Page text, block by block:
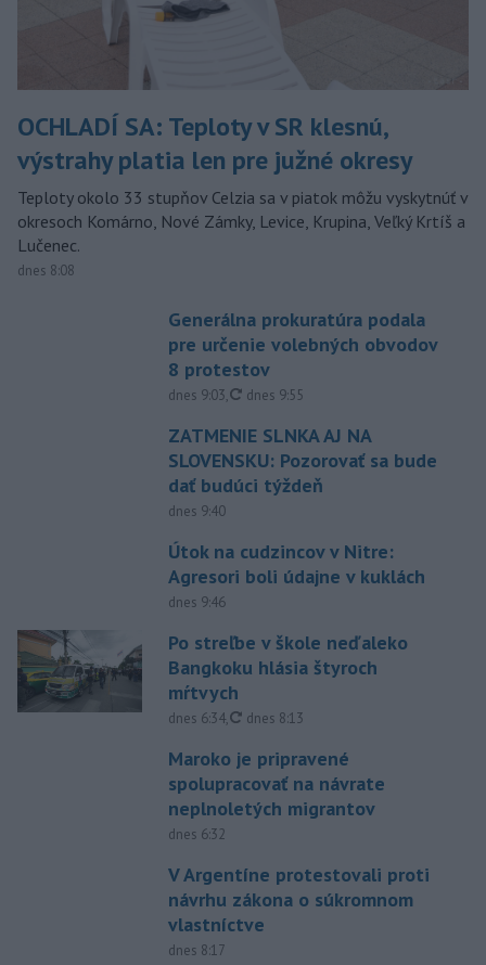
OCHLADÍ SA: Teploty v SR klesnú,
výstrahy platia len pre južné okresy
Teploty okolo 33 stupňov Celzia sa v piatok môžu vyskytnúť v
okresoch Komárno, Nové Zámky, Levice, Krupina, Veľký Krtíš a
Lučenec.
dnes 8:08
Generálna prokuratúra podala
pre určenie volebných obvodov
8 protestov
dnes 9:03, aktualizované
dnes 9:55
ZATMENIE SLNKA AJ NA
SLOVENSKU: Pozorovať sa bude
dať budúci týždeň
dnes 9:40
Útok na cudzincov v Nitre:
Agresori boli údajne v kuklách
dnes 9:46
Po streľbe v škole neďaleko
Bangkoku hlásia štyroch
mŕtvych
dnes 6:34, aktualizované
dnes 8:13
Maroko je pripravené
spolupracovať na návrate
neplnoletých migrantov
dnes 6:32
V Argentíne protestovali proti
návrhu zákona o súkromnom
vlastníctve
dnes 8:17